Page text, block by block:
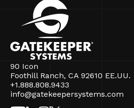
90 Icon
Foothill Ranch, CA 92610 EE.UU.
+1.888.808.9433
info@gatekeepersystems.com